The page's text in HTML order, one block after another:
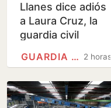
Llanes dice adiós
a Laura Cruz, la
guardia civil
expareja
2 horas
GUARDIA CIVIL